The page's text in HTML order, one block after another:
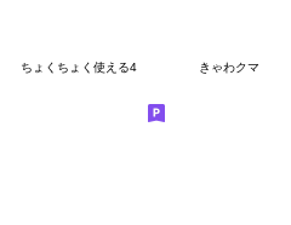
ちょくちょく使える4 きゃわクマ